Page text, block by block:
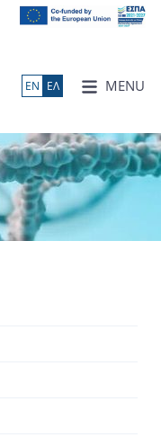
MENU
ΕN ΕΛ